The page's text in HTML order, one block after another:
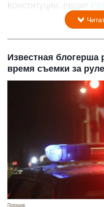
Конституции, пишет
Известная блогерша
время съемки за
Полиция.